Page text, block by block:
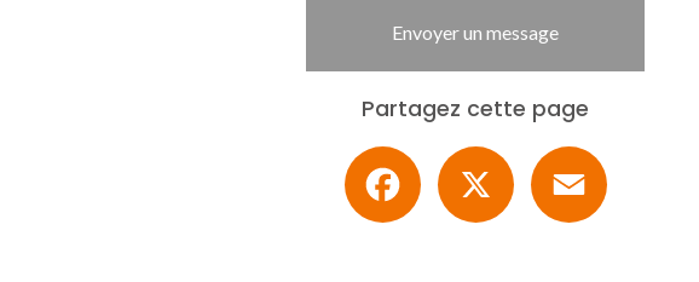
Envoyer un message
Partagez cette page
Facebook